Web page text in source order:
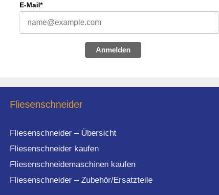
E-Mail*
Anmelden
Fliesenschneider
Fliesenschneider – Übersicht
Fliesenschneider kaufen
Fliesenschneidemaschinen kaufen
Fliesenschneider – Zubehör/Ersatzteile